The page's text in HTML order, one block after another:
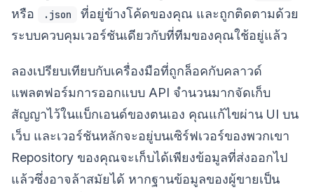
หรือ .json
ที่อยู่ข้างโค้ดของคุณ และถูกติดตามด้วย
ระบบควบคุมเวอร์ชันเดียวกับที่ทีมของคุณใช้อยู่แล้ว
ลองเปรียบเทียบกับเครื่องมือที่ถูกล็อคกับคลาวด์
แพลตฟอร์มการออกแบบ API จำนวนมากจัดเก็บ
สัญญาไว้ในแบ็กเอนด์ของตนเอง คุณแก้ไขผ่าน UI บน
เว็บ และเวอร์ชันหลักจะอยู่บนเซิร์ฟเวอร์ของพวกเขา
Repository ของคุณจะเก็บได้เพียงข้อมูลที่ส่งออกไป
แล้วซึ่งอาจล้าสมัยได้ หากฐานข้อมูลของผู้ขายเป็น